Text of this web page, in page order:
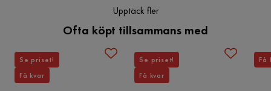
Upptäck fler
Ofta köpt tillsammans med
Se priset!
Få kvar
Se priset!
Få kvar
Få